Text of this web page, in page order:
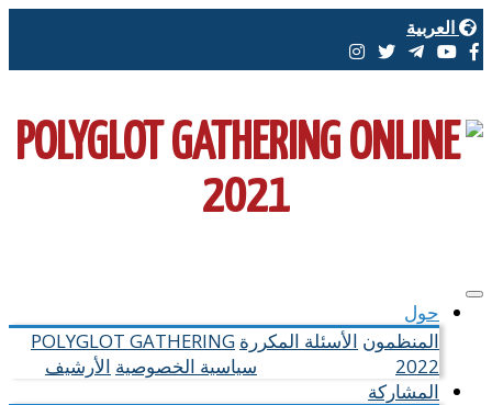
العربية
حول
المنظمون الأسئلة المكررة POLYGLOT GATHERING
2022
سياسية الخصوصية الأرشيف
المشاركة